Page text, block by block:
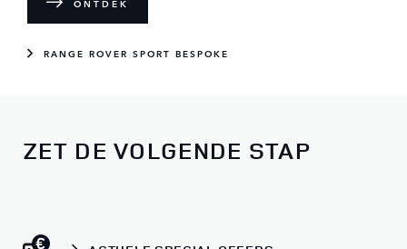
ONTDEK
RANGE ROVER SPORT BESPOKE
ZET DE VOLGENDE STAP